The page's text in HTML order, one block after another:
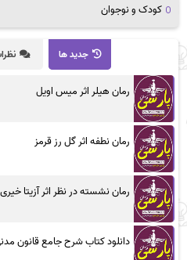
کودک و نوجوان
جدید ها
رمان هیلر اثر میس اویل
رمان نطفه اثر گل رز قرمز
رمان نشسته در نظر اثر آزیتا خیری
دانلود کتاب شرح جامع قانون